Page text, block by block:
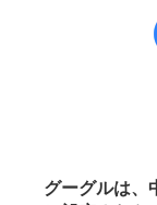
グーグルは、